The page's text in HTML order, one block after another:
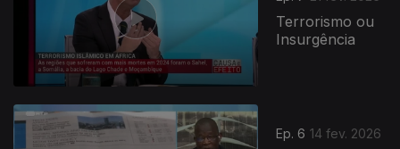
Terrorismo ou
Insurgência
Ep. 6 14 fev. 2026